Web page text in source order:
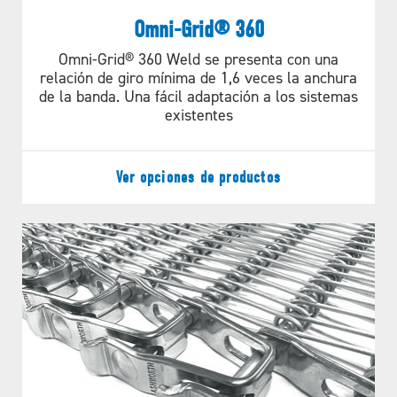
para transportadores
en espiral
autoapilables.
ENCUENTRE EL
varilla
X = Ancho de la banda
76 = 760 mm
92 = 920 mm
106 = 1060 mm
ILUSTRACIONES
ASB 76 13 1.6 80Mm CCW
Omni-Grid® 360
Omni-Grid® 360 Weld se presenta con una
relación de giro mínima de 1,6 veces la anchura
de la banda. Una fácil adaptación a los sistemas
existentes
Ver opciones de productos